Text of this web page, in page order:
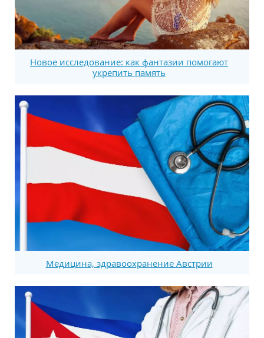
Новое исследование: как фантазии помогают
укрепить память
Медицина, здравоохранение Австрии